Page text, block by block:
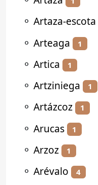
⚬ Artaza-escota
⚬ Arteaga 1
⚬ Artica 1
⚬ Artziniega 1
⚬ Artázcoz 1
⚬ Arucas 1
⚬ Arzoz 1
⚬ Arévalo 4